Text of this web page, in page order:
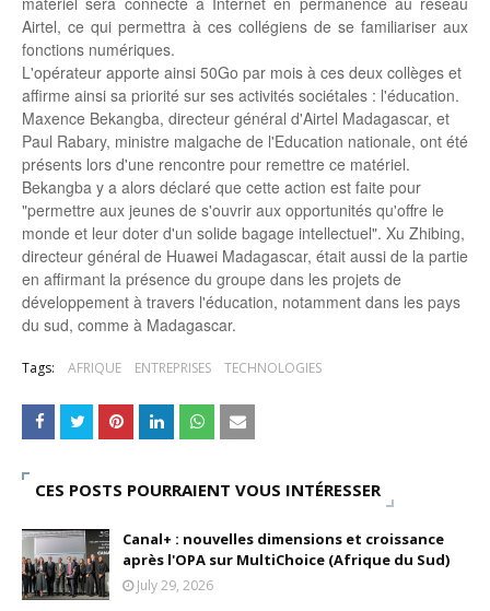
Unknown
-Apr 19 2026
Le cours de l'or au plus haut depuis juin 2026
Tsirisoa Edition -Aug 06 2026
Voaara Madagascar intègre Design Hotels. P. Kjellgren, son
Tsirisoa Edition-Aug 03 2026
Île Maurice : le tourisme reprend des couleurs
Unknown -Aug 03 2026
Véhicules électriques : BYD (Chine) signe 3 mois de
Tsirisoa Edition -Aug 01 2026
Canal+ : nouvelles dimensions et croissance après l'OPA
Tsirisoa Edition-Jul 29 2026
Airtel, ce qui permettra à ces collégiens de se familiariser aux
fonctions numériques.
L'opérateur apporte ainsi 50Go par mois à ces deux collèges et
affirme ainsi sa priorité sur ses activités sociétales : l'éducation.
Maxence Bekangba, directeur général d'Airtel Madagascar, et
Paul Rabary, ministre malgache de l'Education nationale, ont été
présents lors d'une rencontre pour remettre ce matériel.
Bekangba y a alors déclaré que cette action est faite pour
"permettre aux jeunes de s'ouvrir aux opportunités qu'offre le
monde et leur doter d'un solide bagage intellectuel". Xu Zhibing,
directeur général de Huawei Madagascar, était aussi de la partie
en affirmant la présence du groupe dans les projets de
développement à travers l'éducation, notamment dans les pays
du sud, comme à Madagascar.
Tags: AFRIQUE ENTREPRISES TECHNOLOGIES
CES POSTS POURRAIENT VOUS INTÉRESSER
Canal+ : nouvelles dimensions et croissance
après l'OPA sur MultiChoice (Afrique du Sud)
July 29, 2026